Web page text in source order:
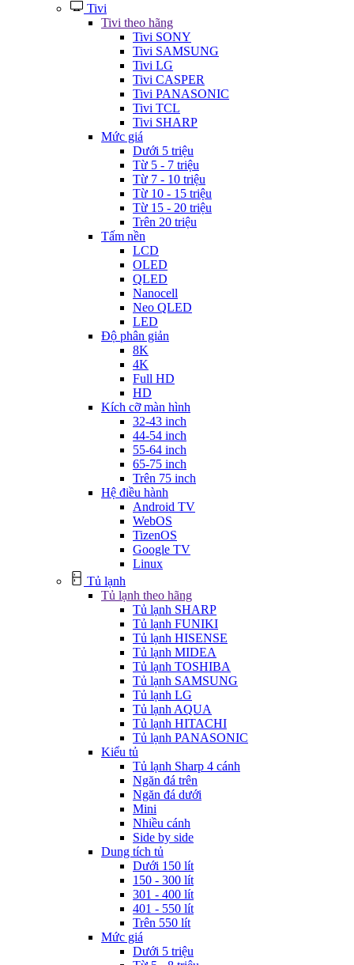
Tivi
Tivi theo hãng
Tivi SONY
Tivi SAMSUNG
Tivi LG
Tivi CASPER
Tivi PANASONIC
Tivi TCL
Tivi SHARP
Mức giá
Dưới 5 triệu
Từ 5 - 7 triệu
Từ 7 - 10 triệu
Từ 10 - 15 triệu
Từ 15 - 20 triệu
Trên 20 triệu
Tấm nền
LCD
OLED
QLED
Nanocell
Neo QLED
LED
Độ phân giản
8K
4K
Full HD
HD
Kích cỡ màn hình
32-43 inch
44-54 inch
55-64 inch
65-75 inch
Trên 75 inch
Hệ điều hành
Android TV
WebOS
TizenOS
Google TV
Linux
Tủ lạnh
Tủ lạnh theo hãng
Tủ lạnh SHARP
Tủ lạnh FUNIKI
Tủ lạnh HISENSE
Tủ lạnh MIDEA
Tủ lạnh TOSHIBA
Tủ lạnh SAMSUNG
Tủ lạnh LG
Tủ lạnh AQUA
Tủ lạnh HITACHI
Tủ lạnh PANASONIC
Kiểu tủ
Tủ lạnh Sharp 4 cánh
Ngăn đá trên
Ngăn đá dưới
Mini
Nhiều cánh
Side by side
Dung tích tủ
Dưới 150 lít
150 - 300 lít
301 - 400 lít
401 - 550 lít
Trên 550 lít
Mức giá
Dưới 5 triệu